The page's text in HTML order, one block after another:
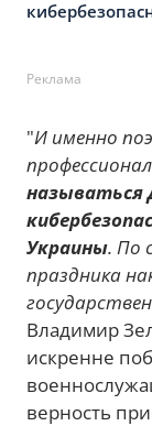
Реклама
"И именно
называться
Украины. По
праздника
Владимир
искренне
верность